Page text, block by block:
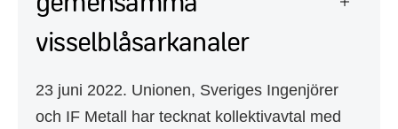
visselblåsarkanaler
23 juni 2022. Unionen, Sveriges Ingenjörer
och IF Metall har tecknat kollektivavtal med